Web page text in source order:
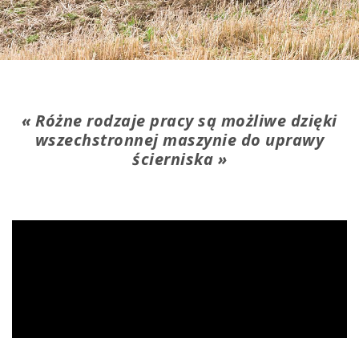
Różne rodzaje pracy są możliwe dzięki
wszechstronnej maszynie do uprawy
ścierniska